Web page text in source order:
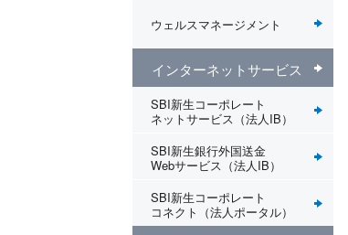
ウェルスマネージメント
インターネットサービス
SBI新生コーポレート
ネットサービス（法人IB）
SBI新生銀行外国送金
Webサービス（法人IB）
SBI新生コーポレート
コネクト（法人ポータル）